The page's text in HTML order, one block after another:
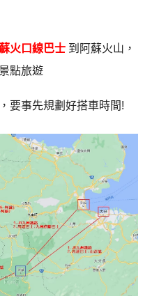
火口線巴士 到阿蘇火山，
點旅遊
要事先規劃好搭車時間!